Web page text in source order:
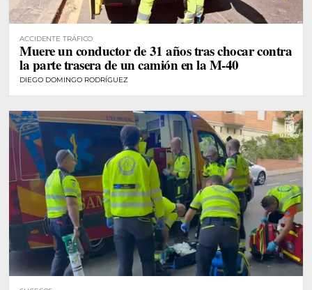
ACCIDENTE TRÁFICO
Muere un conductor de 31 años tras chocar contra
la parte trasera de un camión en la M-40
DIEGO DOMINGO RODRÍGUEZ